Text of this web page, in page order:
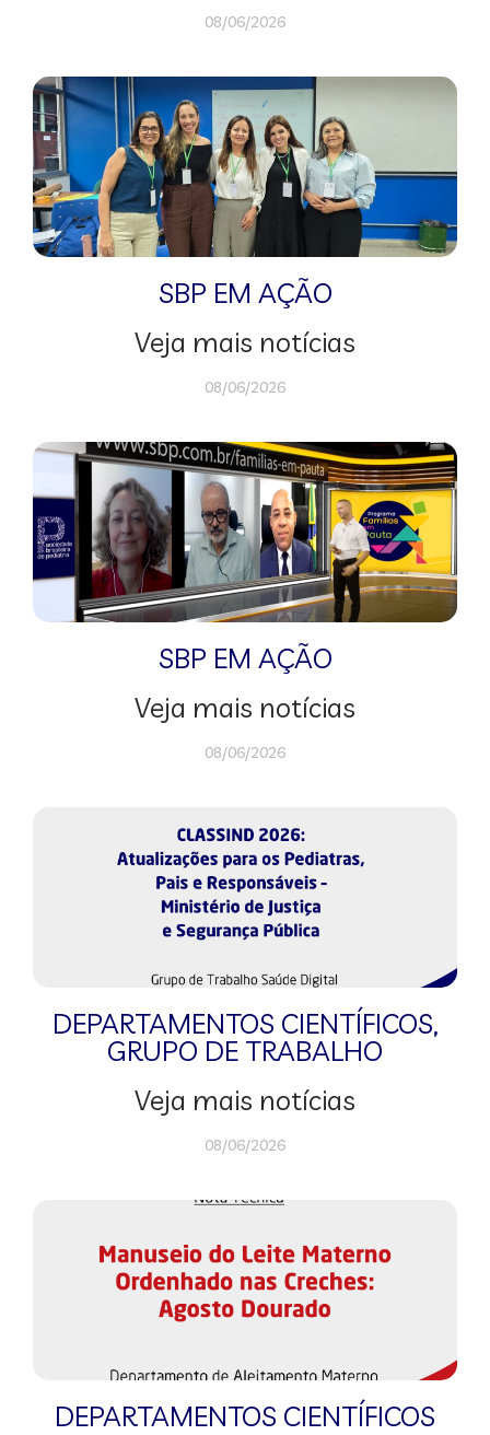
08/06/2026
SBP EM AÇÃO
Veja mais notícias
08/06/2026
SBP EM AÇÃO
Veja mais notícias
08/06/2026
DEPARTAMENTOS CIENTÍFICOS,
GRUPO DE TRABALHO
Veja mais notícias
08/06/2026
DEPARTAMENTOS CIENTÍFICOS